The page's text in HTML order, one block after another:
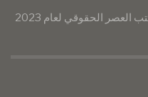
الحقوقي لعام 2023